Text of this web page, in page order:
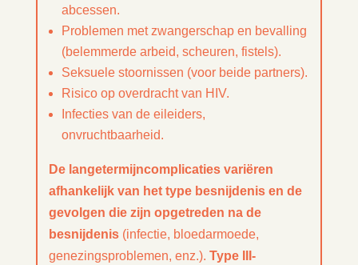
abcessen.
Problemen met zwangerschap en bevalling
(belemmerde arbeid, scheuren, fistels).
Seksuele stoornissen (voor beide partners).
Risico op overdracht van HIV.
Infecties van de eileiders,
onvruchtbaarheid.
De langetermijncomplicaties variëren
afhankelijk van het type besnijdenis en de
gevolgen die zijn opgetreden na de
besnijdenis(infectie, bloedarmoede,
genezingsproblemen, enz.). Type III-